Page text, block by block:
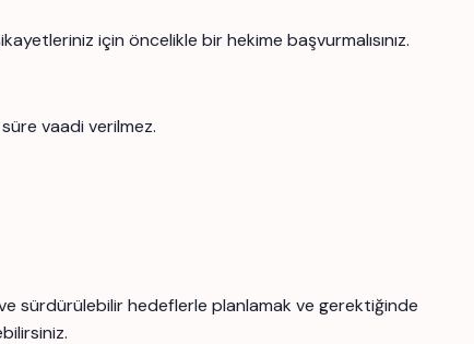
için öncelikle bir hekime başvurmalısınız.
vaadi verilmez.
sürdürülebilir hedeflerle planlamak ve gerektiğinde